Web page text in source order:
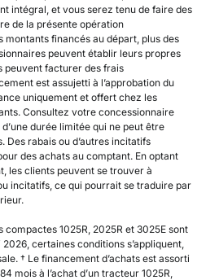
intégral, et vous serez tenu de faire des
de la présente opération
montants financés au départ, plus des
peuvent établir leurs propres
peuvent facturer des frais
est assujetti à l’approbation du
uniquement et offert chez les
Consultez votre concessionnaire
durée limitée qui ne peut être
Des rabais ou d’autres incitatifs
des achats au comptant. En optant
les clients peuvent se trouver à
incitatifs, ce qui pourrait se traduire par
1025R, 2025R et 3025E sont
2026, certaines conditions s’appliquent,
† Le financement d’achats est assorti
mois à l’achat d’un tracteur 1025R,